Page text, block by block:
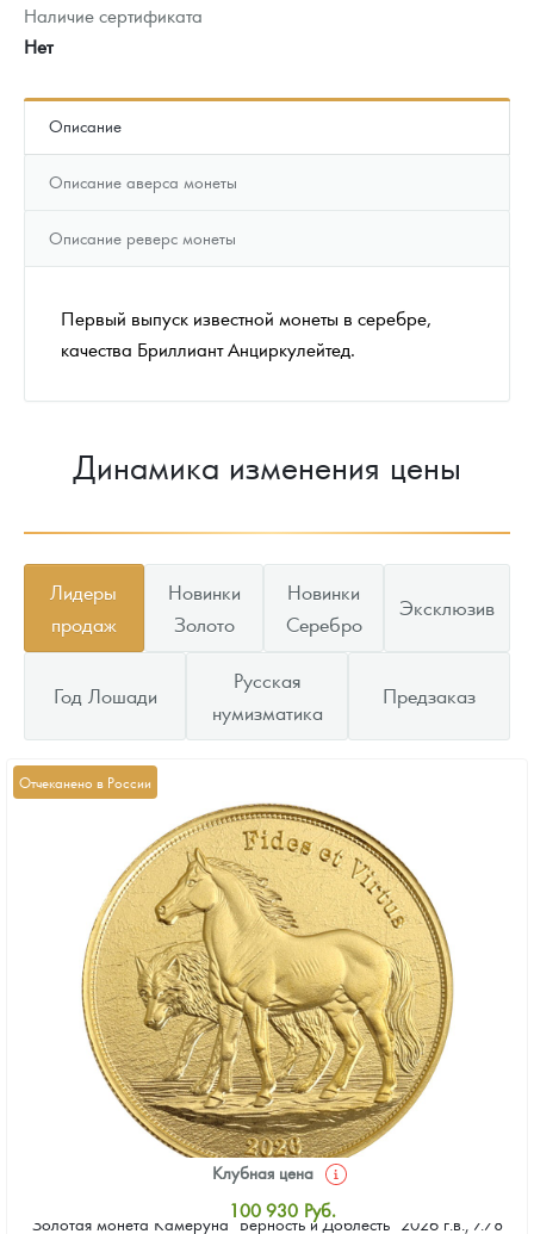
Наличие сертификата
Нет
Описание
Описание аверса монеты
Описание реверс монеты
Первый выпуск известной монеты в серебре,
качества Бриллиант Анциркулейтед.
Динамика изменения цены
Лидеры
продаж
Новинки
Золото
Новинки
Серебро
Эксклюзив
Год Лошади
Русская
нумизматика
Предзаказ
Отчеканено в России
Золотая монета Камеруна "Верность и Доблесть" 2026 г.в., 7.78
Клубная цена
100 930 Руб.